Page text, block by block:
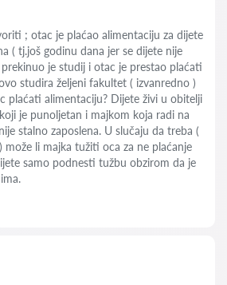
; otac je plaćao alimentaciju za dijete
( tj.još godinu dana jer se dijete nije
je studij i otac je prestao plaćati
studira željeni fakultet ( izvanredno )
plaćati alimentaciju? Dijete živi u obitelji
je punoljetan i majkom koja radi na
stalno zaposlena. U slučaju da treba (
može li majka tužiti oca za ne plaćanje
samo podnesti tužbu obzirom da je